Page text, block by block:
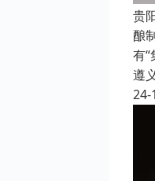
贵
酿
有
遵
24-